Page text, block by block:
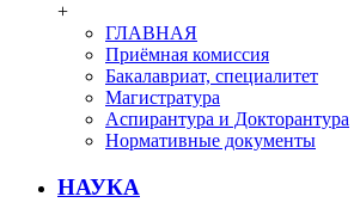
+
ГЛАВНАЯ
Приёмная комиссия
Бакалавриат, специалитет
Магистратура
Аспирантура и Докторантура
Нормативные документы
НАУКА